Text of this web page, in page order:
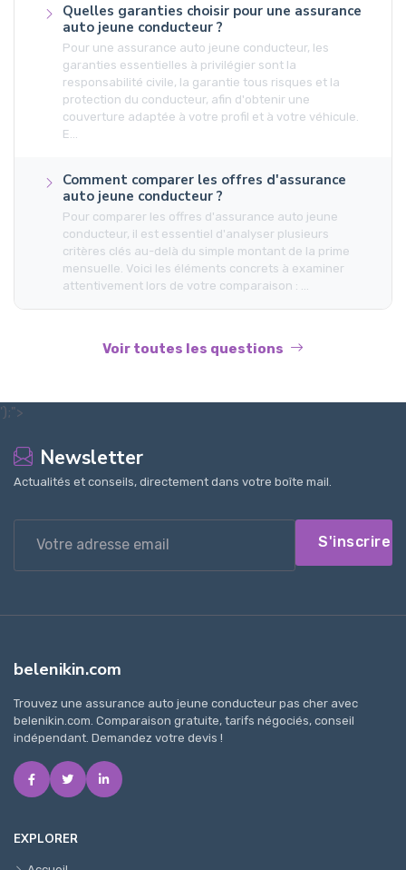
Quelles garanties choisir pour une assurance
auto jeune conducteur ?
Pour une assurance auto jeune conducteur, les
garanties essentielles à privilégier sont la
responsabilité civile, la garantie tous risques et la
protection du conducteur, afin d'obtenir une
couverture adaptée à votre profil et à votre véhicule.
E...
Comment comparer les offres d'assurance
auto jeune conducteur ?
Pour comparer les offres d'assurance auto jeune
conducteur, il est essentiel d'analyser plusieurs
critères clés au-delà du simple montant de la prime
mensuelle. Voici les éléments concrets à examiner
attentivement lors de votre comparaison : ...
Voir toutes les questions
');">
Newsletter
Actualités et conseils, directement dans votre boîte mail.
S'inscrire
belenikin.com
Trouvez une assurance auto jeune conducteur pas cher avec
belenikin.com. Comparaison gratuite, tarifs négociés, conseil
indépendant. Demandez votre devis !
EXPLORER